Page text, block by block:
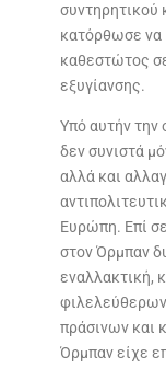
συντηρητικού
κατόρθωσε να
καθεστώτος
εξυγίανσης.
Υπό αυτήν την
δεν συνιστά
αλλά και
Ευρώπη. Επί
στον Όρμπαν
εναλλακτική,
πράσινων και
Όρμπαν είχε